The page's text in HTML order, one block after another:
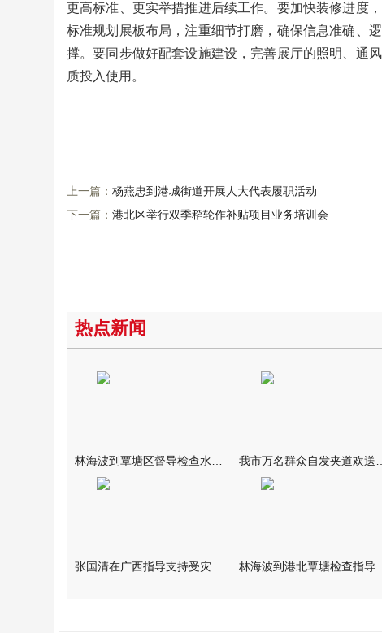
更高标准、更实举措推进后续工作。要加快装修进度
标准规划展板布局，注重细节打磨，确保信息准确、
撑。要同步做好配套设施建设，完善展厅的照明、通
质投入使用。
上一篇： 杨燕忠到港城街道开展人大代表履职活动
下一篇： 港北区举行双季稻轮作补贴项目业务培训会
热点新闻